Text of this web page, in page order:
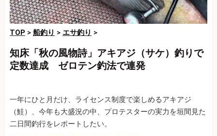
TOP > 船釣り > エサ釣り >
知床「秋の風物詩」アキアジ（サケ）釣りで
定数達成 ゼロテン釣法で連発
一年にひと月だけ、ライセンス制度で楽しめるアキアジ
（鮭）、今年も大盛況の中、プロテスターの実力を垣間見た
二日間釣行をレポートしたい。